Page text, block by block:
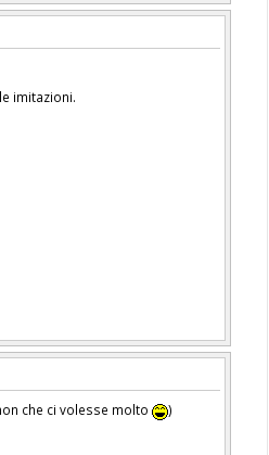
imitazioni.
che ci volesse molto )